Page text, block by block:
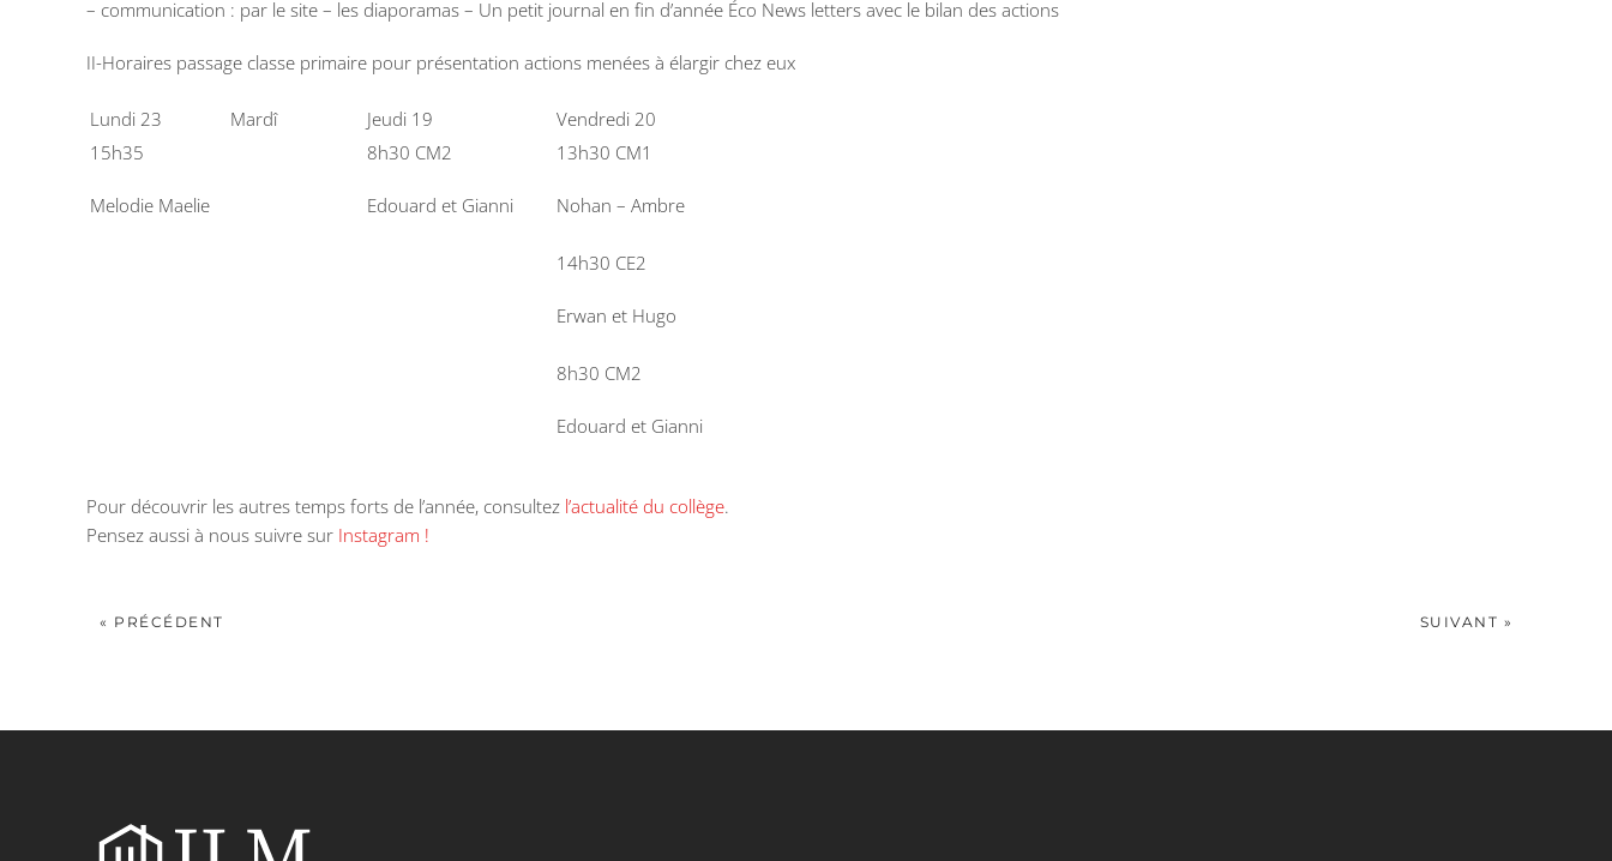
– communication : par le site – les diaporamas – Un petit journal en fin d’année Éco News letters avec le bilan des actions
II-Horaires passage classe primaire pour présentation actions menées à élargir chez eux
Lundi 23 Mardî Jeudi 19
Vendredi 20
15h35
Melodie Maelie
8h30 CM2
Edouard et Gianni
13h30 CM1
Nohan – Ambre
14h30 CE2
Erwan et Hugo
8h30 CM2
Edouard et Gianni
Pour découvrir les autres temps forts de l’année, consultez l’actualité du collège.
Pensez aussi à nous suivre sur Instagram !
« PRÉCÉDENT SUIVANT »